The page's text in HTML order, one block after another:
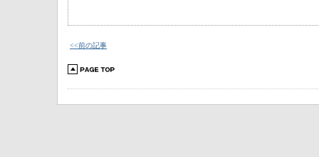
<<前の記事